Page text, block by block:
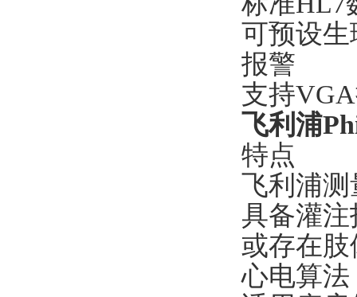
可预设
报警
支持
飞利浦
特点
飞利浦测
具备灌
或存在
心电算